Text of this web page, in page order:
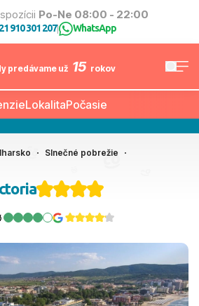
Po-Ne 08:00 - 22:00
910 301 207| WhatsApp
predávame už 15 rokov
LokalitaPočasie
Slnečné pobrežie